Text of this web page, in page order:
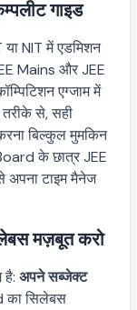
गाइड
NIT में एडमिशन
Mains और JEE
एग्जाम में
से, सही
बिल्कुल मुमकिन
के छात्र JEE
अपना टाइम मैनेज
मज़बूत करो
है: अपने सब्जेक्ट
का सिलेबस